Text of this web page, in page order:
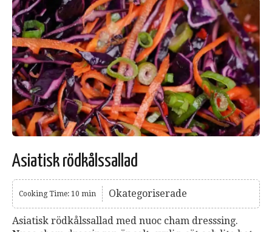
Asiatisk rödkålssallad
Cooking Time: 10 min Okategoriserade
Asiatisk rödkålssallad med nuoc cham dresssing.